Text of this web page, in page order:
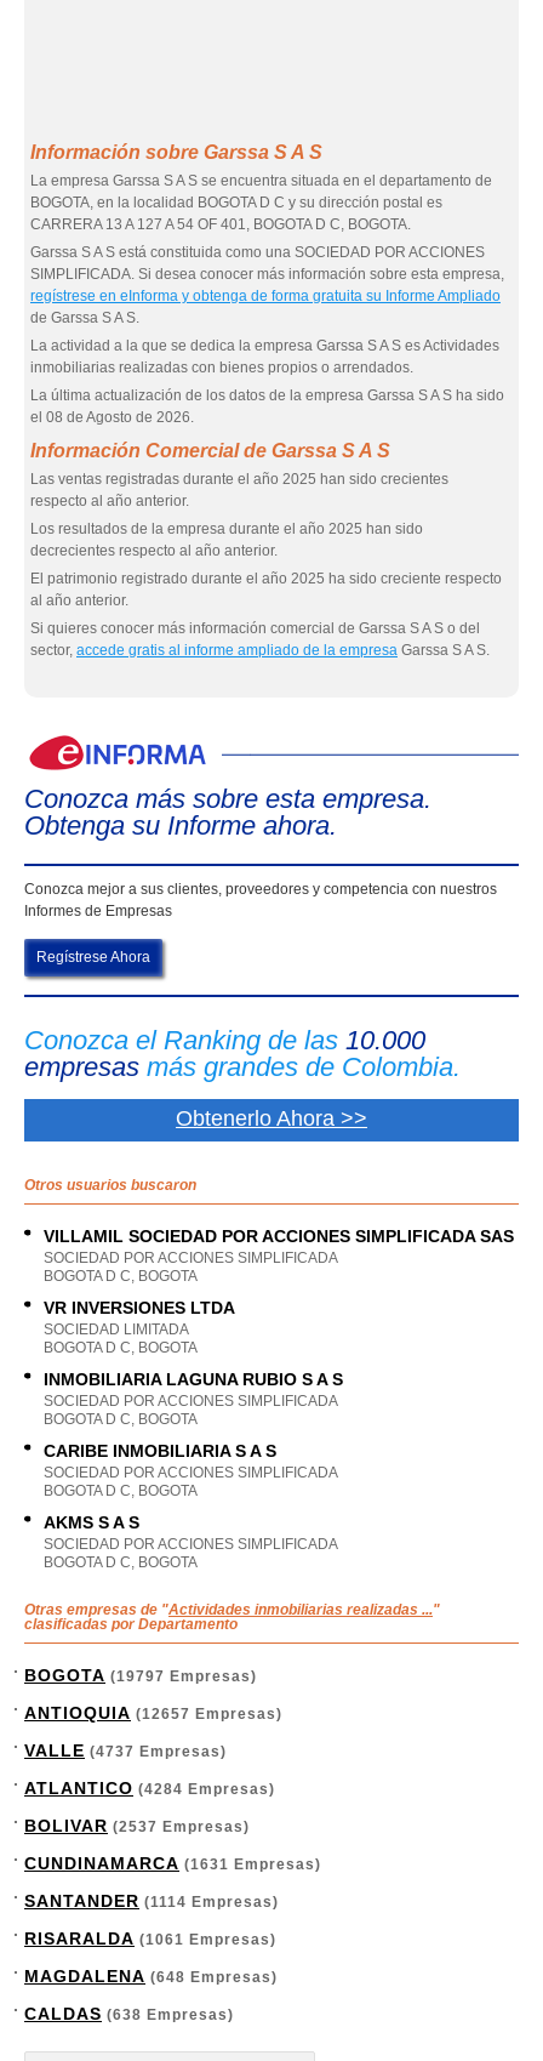
Información sobre Garssa S A S
La empresa Garssa S A S se encuentra situada en el departamento de
BOGOTA, en la localidad BOGOTA D C y su dirección postal es
CARRERA 13 A 127 A 54 OF 401, BOGOTA D C, BOGOTA.
Garssa S A S está constituida como una SOCIEDAD POR ACCIONES
SIMPLIFICADA. Si desea conocer más información sobre esta empresa,
regístrese en eInforma y obtenga de forma gratuita su Informe Ampliado
de Garssa S A S.
La actividad a la que se dedica la empresa Garssa S A S es Actividades
inmobiliarias realizadas con bienes propios o arrendados.
La última actualización de los datos de la empresa Garssa S A S ha sido
el 08 de Agosto de 2026.
Información Comercial de Garssa S A S
Las ventas registradas durante el año 2025 han sido crecientes
respecto al año anterior.
Los resultados de la empresa durante el año 2025 han sido
decrecientes respecto al año anterior.
El patrimonio registrado durante el año 2025 ha sido creciente respecto
al año anterior.
Si quieres conocer más información comercial de Garssa S A S o del
sector, accede gratis al informe ampliado de la empresa Garssa S A S.
Conozca más sobre esta empresa.
Obtenga su Informe ahora.
Conozca mejor a sus clientes, proveedores y competencia con nuestros
Informes de Empresas
Regístrese Ahora
Conozca el Ranking de las 10.000
empresas más grandes de Colombia.
Obtenerlo Ahora >>
Otros usuarios buscaron
VILLAMIL SOCIEDAD POR ACCIONES SIMPLIFICADA SAS
SOCIEDAD POR ACCIONES SIMPLIFICADA
BOGOTA D C, BOGOTA
VR INVERSIONES LTDA
SOCIEDAD LIMITADA
BOGOTA D C, BOGOTA
INMOBILIARIA LAGUNA RUBIO S A S
SOCIEDAD POR ACCIONES SIMPLIFICADA
BOGOTA D C, BOGOTA
CARIBE INMOBILIARIA S A S
SOCIEDAD POR ACCIONES SIMPLIFICADA
BOGOTA D C, BOGOTA
AKMS S A S
SOCIEDAD POR ACCIONES SIMPLIFICADA
BOGOTA D C, BOGOTA
Otras empresas de "Actividades inmobiliarias realizadas ..."
clasificadas por Departamento
BOGOTA (19797 Empresas)
ANTIOQUIA (12657 Empresas)
VALLE (4737 Empresas)
ATLANTICO (4284 Empresas)
BOLIVAR (2537 Empresas)
CUNDINAMARCA (1631 Empresas)
SANTANDER (1114 Empresas)
RISARALDA (1061 Empresas)
MAGDALENA (648 Empresas)
CALDAS (638 Empresas)